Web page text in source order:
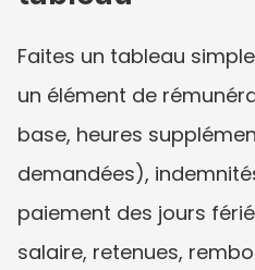
Faites un tableau
un élément de
base, heures
demandées),
paiement des jours
salaire, retenues,